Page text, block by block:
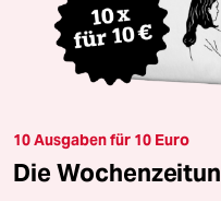
10 Ausgaben für 10 Euro
Die